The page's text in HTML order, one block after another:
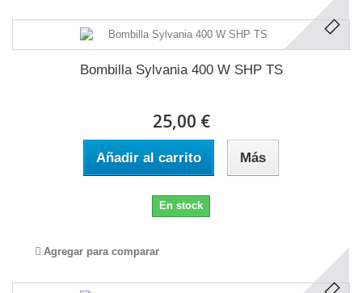
Bombilla Sylvania 400 W SHP TS
25,00 €
Añadir al carrito Más
En stock
Agregar para comparar